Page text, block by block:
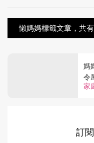
懶媽媽標籤文章，共
家
媽
令
訂